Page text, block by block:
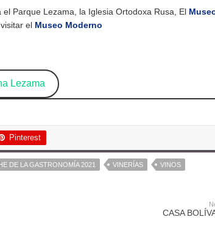
Parque Lezama, la Iglesia Ortodoxa Rusa, El
visitar el Museo Moderno
Lezama
Pinterest
DE LA GASTRONOMÍA 2021 VINERÍAS
VINOS
CASA